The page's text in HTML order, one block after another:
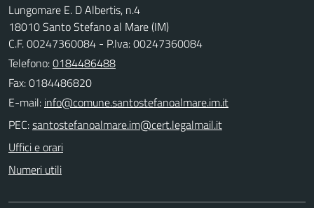
Lungomare E. D Albertis, n.4
18010 Santo Stefano al Mare (IM)
C.F. 00247360084 - P.Iva: 00247360084
Telefono:0184486488
Fax: 0184486820
E-mail:
PEC:
Uffici e orari
Numeri utili